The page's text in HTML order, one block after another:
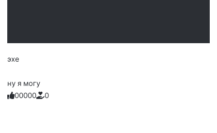
эхе
ну я могу
Голосуйте
0
Нажмите
0
Нажмите
0
Нажмите
0
Нажмите
0
Нажмите
0